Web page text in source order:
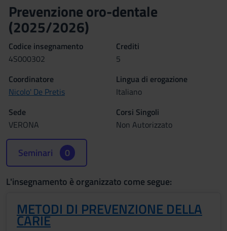
Prevenzione oro-dentale
(2025/2026)
Codice insegnamento
4S000302
Crediti
5
Coordinatore
Nicolo' De Pretis
Lingua di erogazione
Italiano
Sede
VERONA
Corsi Singoli
Non Autorizzato
Seminari 0
L'insegnamento è organizzato come segue:
METODI DI PREVENZIONE DELLA
CARIE